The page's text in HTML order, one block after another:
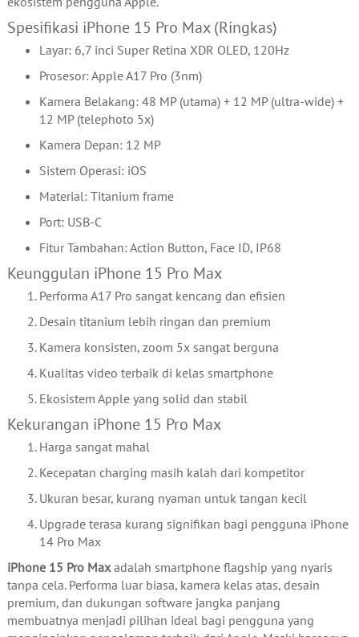
Spesifikasi iPhone 15 Pro Max (Ringkas)
Layar: 6,7 inci Super Retina XDR OLED, 120Hz
Prosesor: Apple A17 Pro (3nm)
Kamera Belakang: 48 MP (utama) + 12 MP (ultra-wide) +
12 MP (telephoto 5x)
Kamera Depan: 12 MP
Sistem Operasi: iOS
Material: Titanium frame
Port: USB-C
Fitur Tambahan: Action Button, Face ID, IP68
Keunggulan iPhone 15 Pro Max
Performa A17 Pro sangat kencang dan efisien
Desain titanium lebih ringan dan premium
Kamera konsisten, zoom 5x sangat berguna
Kualitas video terbaik di kelas smartphone
Ekosistem Apple yang solid dan stabil
Kekurangan iPhone 15 Pro Max
Harga sangat mahal
Kecepatan charging masih kalah dari kompetitor
Ukuran besar, kurang nyaman untuk tangan kecil
Upgrade terasa kurang signifikan bagi pengguna iPhone
14 Pro Max
iPhone 15 Pro Maxadalah smartphone flagship yang nyaris
tanpa cela. Performa luar biasa, kamera kelas atas, desain
premium, dan dukungan software jangka panjang
membuatnya menjadi pilihan ideal bagi pengguna yang